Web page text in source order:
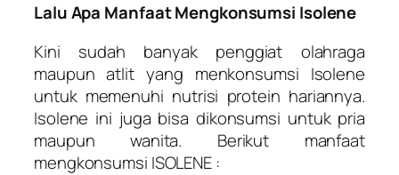
Lalu Apa Manfaat Mengkonsumsi Isolene
Kini sudah banyak penggiat olahraga
maupun atlit yang menkonsumsi Isolene
untuk memenuhi nutrisi protein hariannya.
Isolene ini juga bisa dikonsumsi untuk pria
maupun wanita. Berikut manfaat
mengkonsumsi ISOLENE :